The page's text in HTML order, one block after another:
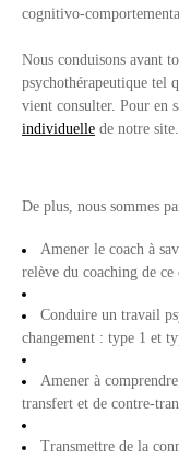
cognitivo-
Nous conduisons avant
psychothérapeutique tel
vient consulter. Pour en
individuelle de notre site.
De plus, nous sommes
Amener le coach à
relève du coaching de
Conduire un travail
changement : type 1 et
Amener à
transfert et de contre-
Transmettre de la